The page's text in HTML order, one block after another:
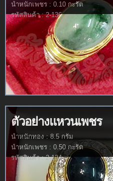
นำหนักเพชร : 0.10 กะรัต
รหัสสินค้า : 2-136
ตัวอย่างแหวนเพชร
นำหนักทอง : 8.5 กรัม
นำหนักเพชร : 0.50 กะรัต
รหัสสินค้า : 2-134